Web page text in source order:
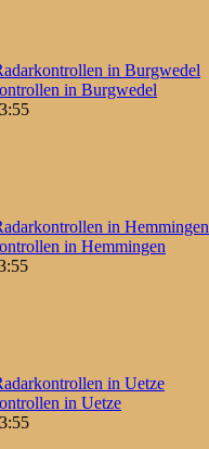
in Burgwedel
in Burgwedel
in Hemmingen
in Hemmingen
in Uetze
in Uetze